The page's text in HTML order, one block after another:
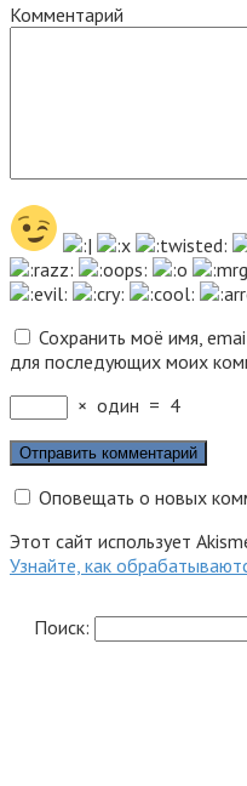
Комментарий
Сохранить моё имя,
для последующих моих
× один = 4
Оповещать о новых
Этот сайт использует
Узнайте, как
Поиск: